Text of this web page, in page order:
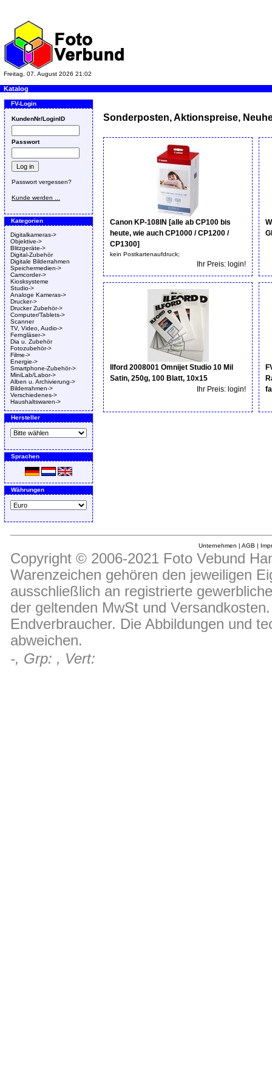
Freitag, 07. August 2026 21:02
Katalog
FV-Login
KundenNr/LoginID
Passwort
Passwort vergessen?
Kunde werden ...
Kategorien
Digitalkameras->
Objektive->
Blitzgeräte->
Digital-Zubehör
Digitale Bilderrahmen
Speichermedien->
Camcorder->
Kiosksysteme
Studio->
Analoge Kameras->
Drucker->
Drucker Zubehör->
Computer/Tablets->
Scanner
TV, Video, Audio->
Ferngläser->
Dia u. Zubehör
Fotozubehör->
Filme->
Energie->
Smartphone-Zubehör->
MiniLab/Labor->
Alben u. Archivierung->
Bilderrahmen->
Verschiedenes->
Haushaltswaren->
Hersteller
Sprachen
Währungen
Sonderposten, Aktionspreise,
Canon KP-108IN [alle ab CP100 bis
heute, wie auch CP1000 / CP1200 /
CP1300]
kein Postkartenaufdruck;
Ihr Preis: login!
Ilford 2008001 Omnijet Studio 10 Mil
Satin, 250g, 100 Blatt, 10x15
Ihr Preis: login!
Unternehmen | AGB |
Copyright © 2006-2021 Foto Vebund
Warenzeichen gehören den jeweiligen
ausschließlich an registrierte
der geltenden MwSt und
Endverbraucher. Die Abbildungen und
abweichen.
-, Grp: , Vert: